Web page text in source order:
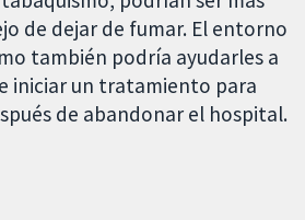
de dejar de fumar. El entorno
también podría ayudarles a
iniciar un tratamiento para
de abandonar el hospital.